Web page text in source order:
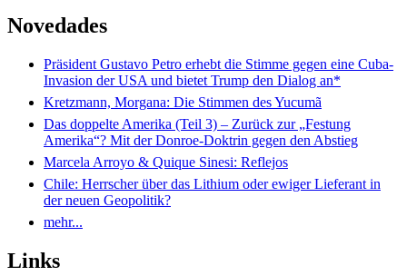
Novedades
Präsident Gustavo Petro erhebt die Stimme gegen eine Cuba-
Invasion der USA und bietet Trump den Dialog an*
Kretzmann, Morgana: Die Stimmen des Yucumã
Das doppelte Amerika (Teil 3) – Zurück zur „Festung
Amerika“? Mit der Donroe-Doktrin gegen den Abstieg
Marcela Arroyo & Quique Sinesi: Reflejos
Chile: Herrscher über das Lithium oder ewiger Lieferant in
der neuen Geopolitik?
mehr...
Links